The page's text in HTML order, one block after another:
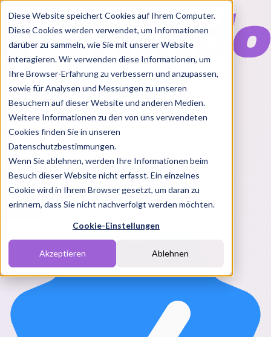
Diese Website speichert Cookies auf Ihrem Computer.
Diese Cookies werden verwendet, um Informationen
darüber zu sammeln, wie Sie mit unserer Website
interagieren. Wir verwenden diese Informationen, um
Ihre Browser-Erfahrung zu verbessern und anzupassen,
sowie für Analysen und Messungen zu unseren
Besuchern auf dieser Website und anderen Medien.
Weitere Informationen zu den von uns verwendeten
Cookies finden Sie in unseren
Datenschutzbestimmungen.
Wenn Sie ablehnen, werden Ihre Informationen beim
Besuch dieser Website nicht erfasst. Ein einzelnes
Cookie wird in Ihrem Browser gesetzt, um daran zu
erinnern, dass Sie nicht nachverfolgt werden möchten.
Cookie-Einstellungen
Akzeptieren Ablehnen
Features
Solutions
BlogChartsRabatt CodesPakete
Login